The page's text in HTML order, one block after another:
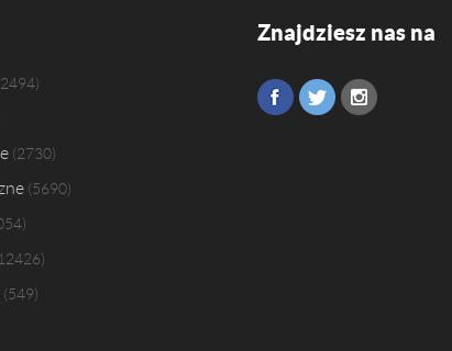
2494
2730
5690
12426
549
Znajdziesz nas na